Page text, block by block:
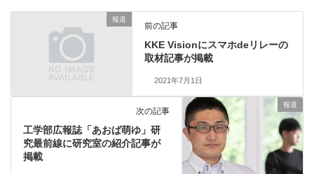
報道
前の記事
KKE Visionにスマホdeリレーの
取材記事が掲載
2021年7月1日
報道
次の記事
工学部広報誌「あおば萌ゆ」研
究最前線に研究室の紹介記事が
掲載